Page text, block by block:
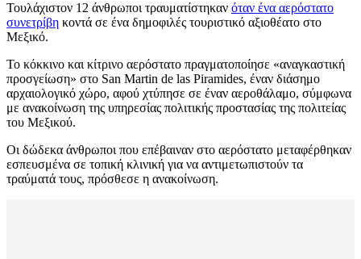
Τουλάχιστον 12 άνθρωποι τραυματίστηκαν όταν ένα αερόστατο
συνετρίβη κοντά σε ένα δημοφιλές τουριστικό αξιοθέατο στο
Μεξικό.
Το κόκκινο και κίτρινο αερόστατο πραγματοποίησε «αναγκαστική
προσγείωση» στο San Martin de las Piramides, έναν διάσημο
αρχαιολογικό χώρο, αφού χτύπησε σε έναν αεροθάλαμο, σύμφωνα
με ανακοίνωση της υπηρεσίας πολιτικής προστασίας της πολιτείας
του Μεξικού.
Οι δώδεκα άνθρωποι που επέβαιναν στο αερόστατο μεταφέρθηκαν
εσπευσμένα σε τοπική κλινική για να αντιμετωπιστούν τα
τραύματά τους, πρόσθεσε η ανακοίνωση.